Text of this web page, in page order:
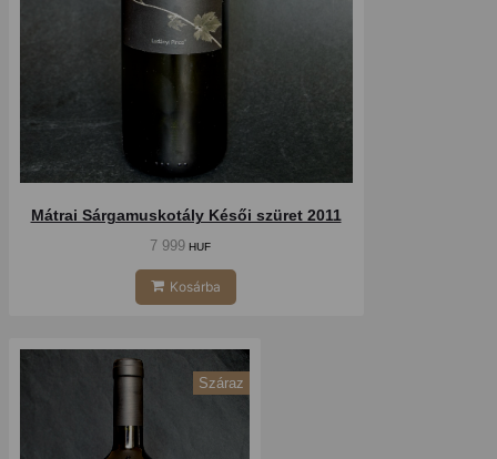
Mátrai Sárgamuskotály Késői szüret 2011
7 999 HUF
Kosárba
Száraz